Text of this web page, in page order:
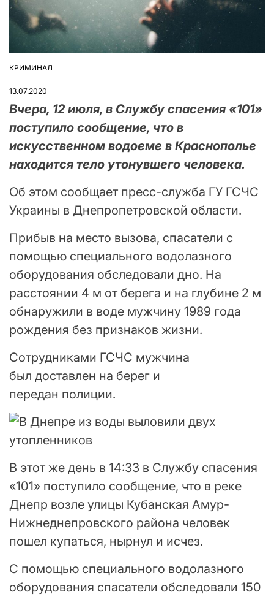
ОПУБЛІКУВАТИ
КРИМИНАЛ
13.07.2020
Вчера, 12 июля, в Службу спасения «101»
поступило сообщение, что в
искусственном водоеме в Краснополье
находится тело утонувшего человека.
Об этом сообщает пресс-служба ГУ ГСЧС
Украины в Днепропетровской области.
Прибыв на место вызова, спасатели с
помощью специального водолазного
оборудования обследовали дно. На
расстоянии 4 м от берега и на глубине 2 м
обнаружили в воде мужчину 1989 года
рождения без признаков жизни.
Сотрудниками ГСЧС мужчина
был доставлен на берег и
передан полиции.
В этот же день в 14:33 в Службу спасения
«101» поступило сообщение, что в реке
Днепр возле улицы Кубанская Амур-
Нижнеднепровского района человек
пошел купаться, нырнул и исчез.
С помощью специального водолазного
оборудования спасатели обследовали 150